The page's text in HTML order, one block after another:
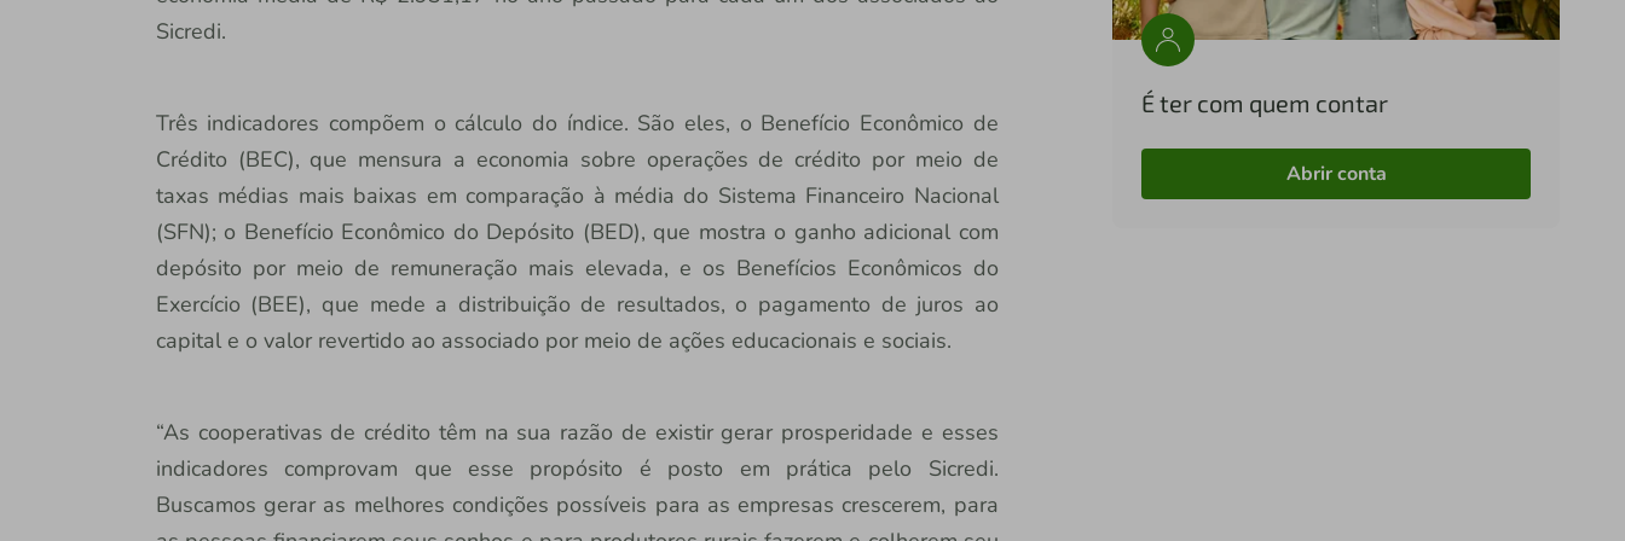
Sicredi.
Três indicadores compõem o cálculo do índice. São eles, o Benefício Econômico de
Crédito (BEC), que mensura a economia sobre operações de crédito por meio de
taxas médias mais baixas em comparação à média do Sistema Financeiro Nacional
(SFN); o Benefício Econômico do Depósito (BED), que mostra o ganho adicional com
depósito por meio de remuneração mais elevada, e os Benefícios Econômicos do
Exercício (BEE), que mede a distribuição de resultados, o pagamento de juros ao
capital e o valor revertido ao associado por meio de ações educacionais e sociais.
“As cooperativas de crédito têm na sua razão de existir gerar prosperidade e esses
indicadores comprovam que esse propósito é posto em prática pelo Sicredi.
Buscamos gerar as melhores condições possíveis para as empresas crescerem, para
É ter com quem contar
Abrir conta